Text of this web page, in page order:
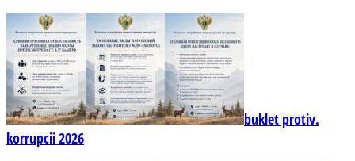
buklet protiv.
korrupcii 2026